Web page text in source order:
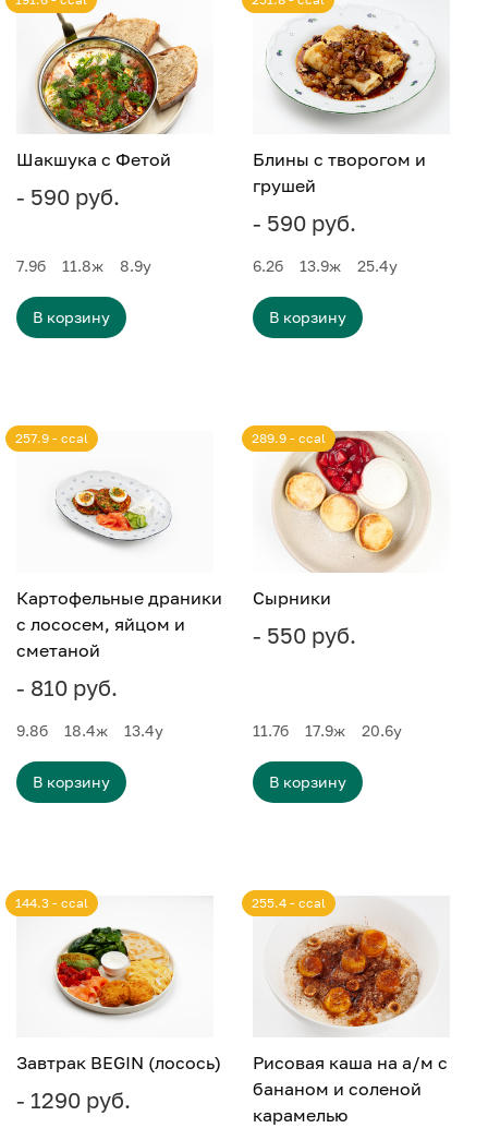
Шакшука с Фетой
- 590 руб.
7.9б 11.8ж 8.9у
В корзину
Блины с творогом и
грушей
- 590 руб.
6.2б 13.9ж 25.4у
В корзину
Картофельные драники
с лососем, яйцом и
сметаной
- 810 руб.
257.9 - ccal
9.8б 18.4ж 13.4у
В корзину
Сырники
- 550 руб.
289.9 - ccal
11.7б 17.9ж 20.6у
В корзину
Завтрак BEGIN (лосось)
- 1290 руб.
144.3 - ccal
Рисовая каша на а/м с
бананом и соленой
карамелью
255.4 - ccal